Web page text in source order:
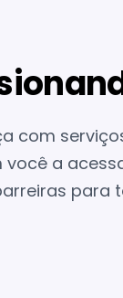
com
a
para